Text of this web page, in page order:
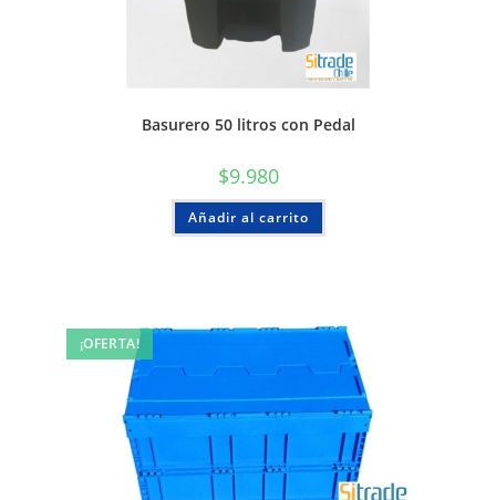
Basurero 50 litros con Pedal
$9.980
Añadir al carrito
¡OFERTA!